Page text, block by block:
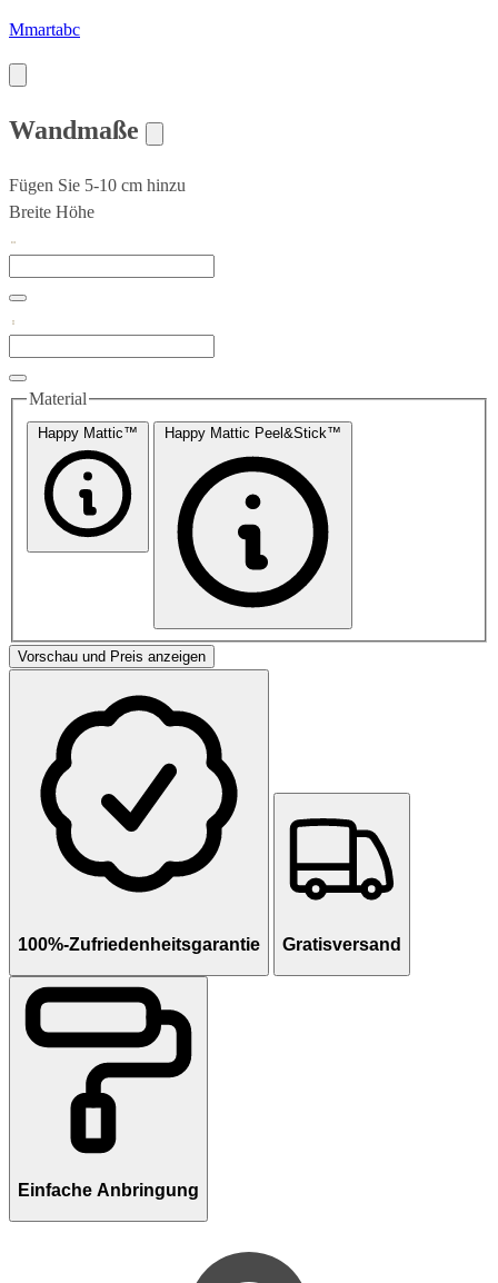
Mmartabc
Wandmaße
Fügen Sie 5-10 cm hinzu
Breite Höhe
Material
Happy Mattic™ Happy Mattic Peel&Stick™
Vorschau und Preis anzeigen
100%-Zufriedenheitsgarantie Gratisversand
Einfache Anbringung